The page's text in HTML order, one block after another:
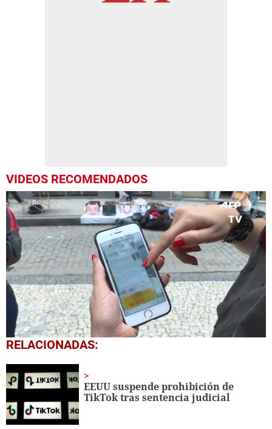
VIDEOS RECOMENDADOS
0
seconds
1
minute,
10
seconds
RELACIONADAS:
EEUU suspende prohibición de
TikTok tras sentencia judicial